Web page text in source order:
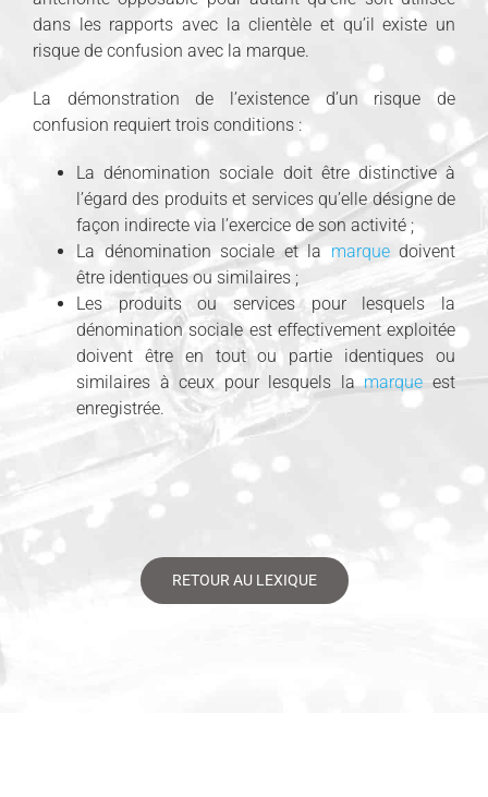
dans les rapports avec la clientèle et qu’il existe un
risque de confusion avec la marque.
La démonstration de l’existence d’un risque de
confusion requiert trois conditions :
La dénomination sociale doit être distinctive à
l’égard des produits et services qu’elle désigne de
façon indirecte via l’exercice de son activité ;
La dénomination sociale et la marquedoivent
être identiques ou similaires ;
Les produits ou services pour lesquels la
dénomination sociale est effectivement exploitée
doivent être en tout ou partie identiques ou
similaires à ceux pour lesquels lamarqueest
enregistrée.
RETOUR AU LEXIQUE